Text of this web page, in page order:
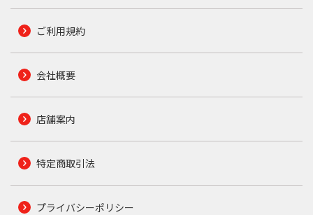
ご利用規約
会社概要
店舗案内
特定商取引法
プライバシーポリシー